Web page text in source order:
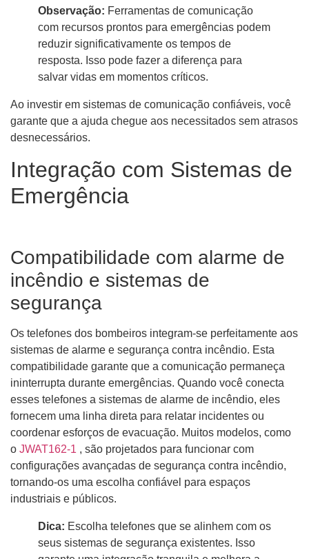
Observação: Ferramentas de comunicação
com recursos prontos para emergências podem
reduzir significativamente os tempos de
resposta. Isso pode fazer a diferença para
salvar vidas em momentos críticos.
Ao investir em sistemas de comunicação confiáveis, você
garante que a ajuda chegue aos necessitados sem atrasos
desnecessários.
Integração com Sistemas de
Emergência
Compatibilidade com alarme de
incêndio e sistemas de
segurança
Os telefones dos bombeiros integram-se perfeitamente aos
sistemas de alarme e segurança contra incêndio. Esta
compatibilidade garante que a comunicação permaneça
ininterrupta durante emergências. Quando você conecta
esses telefones a sistemas de alarme de incêndio, eles
fornecem uma linha direta para relatar incidentes ou
coordenar esforços de evacuação. Muitos modelos, como
o JWAT162-1 , são projetados para funcionar com
configurações avançadas de segurança contra incêndio,
tornando-os uma escolha confiável para espaços
industriais e públicos.
Dica: Escolha telefones que se alinhem com os
seus sistemas de segurança existentes. Isso